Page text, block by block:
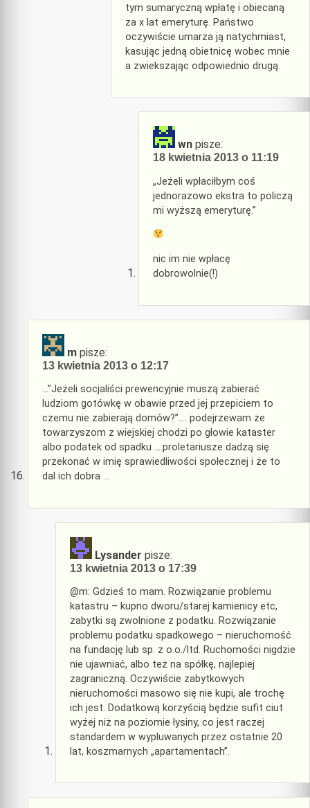
tym sumaryczną wpłatę i obiecaną
za x lat emeryturę. Państwo
oczywiście umarza ją natychmiast,
kasując jedną obietnicę wobec mnie
a zwiekszając odpowiednio drugą.
wn pisze:
18 kwietnia 2013 o 11:19
„Jeżeli wpłaciłbym coś
jednorazowo ekstra to policzą
mi wyższą emeryturę.”
nic im nie wpłacę
dobrowolnie(!)
m pisze:
13 kwietnia 2013 o 12:17
…”Jeżeli socjaliści prewencyjnie muszą zabierać
ludziom gotówkę w obawie przed jej przepiciem to
czemu nie zabierają domów?”…. podejrzewam że
towarzyszom z wiejskiej chodzi po głowie kataster
albo podatek od spadku ….proletariusze dadzą się
przekonać w imię sprawiedliwości społecznej i że to
dal ich dobra …
Lysander pisze:
13 kwietnia 2013 o 17:39
@m: Gdzieś to mam. Rozwiązanie problemu
katastru – kupno dworu/starej kamienicy etc,
zabytki są zwolnione z podatku. Rozwiązanie
problemu podatku spadkowego – nieruchomość
na fundację lub sp. z o.o./ltd. Ruchomości nigdzie
nie ujawniać, albo też na spółkę, najlepiej
zagraniczną. Oczywiście zabytkowych
nieruchomości masowo się nie kupi, ale trochę
ich jest. Dodatkową korzyścią będzie sufit ciut
wyżej niż na poziomie łysiny, co jest raczej
standardem w wypluwanych przez ostatnie 20
lat, koszmarnych „apartamentach”.